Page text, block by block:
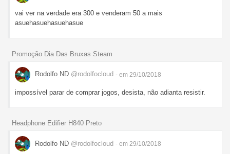
vai ver na verdade era 300 e venderam 50 a mais
asuehasuehasuehasue
Promoção Dia Das Bruxas Steam
Rodolfo ND @rodolfocloud - em 29/10/2018
impossível parar de comprar jogos, desista, não adianta resistir.
Headphone Edifier H840 Preto
Rodolfo ND @rodolfocloud - em 29/10/2018